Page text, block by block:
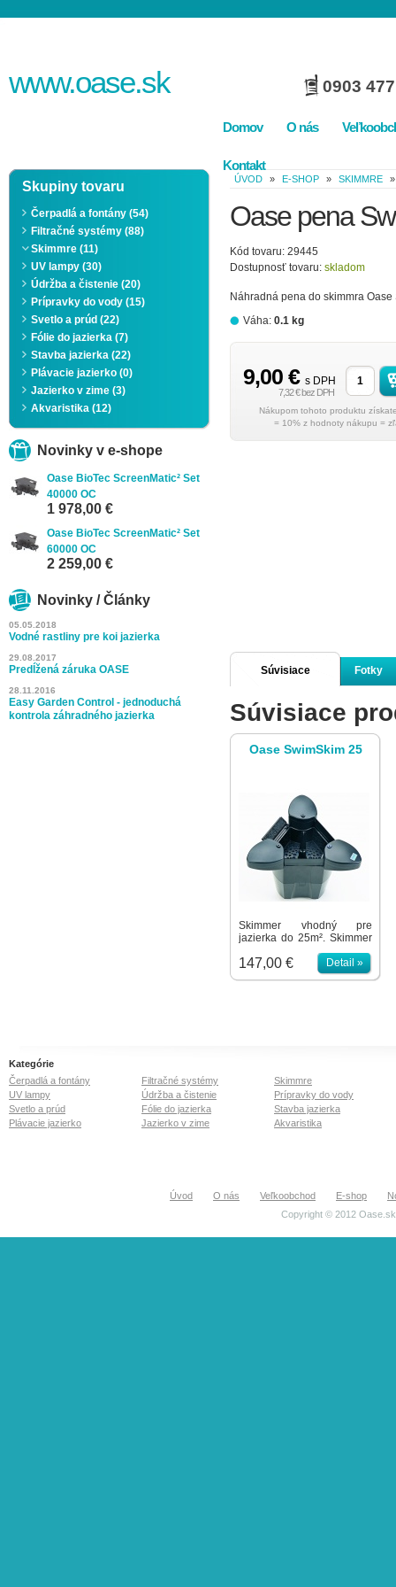
www.oase.sk 0903
Domov O nás
Kontakt
Skupiny tovaru
Čerpadlá a fontány (54)
Filtračné systémy (88)
Skimmre (11)
UV lampy (30)
Údržba a čistenie (20)
Prípravky do vody (15)
Svetlo a prúd (22)
Fólie do jazierka (7)
Stavba jazierka (22)
Plávacie jazierko (0)
Jazierko v zime (3)
Akvaristika (12)
Novinky v e-shope
Oase BioTec ScreenMatic² Set
40000 OC
1 978,00 €
Oase BioTec ScreenMatic² Set
60000 OC
2 259,00 €
Novinky / Články
05.05.2018
Vodné rastliny pre koi jazierka
29.08.2017
Predĺžená záruka OASE
28.11.2016
Easy Garden Control - jednoduchá
kontrola záhradného jazierka
ÚVOD » E-SHOP » SKIMMRE
Oase pena
Kód tovaru: 29445
Dostupnosť tovaru: skladom
Náhradná pena do skimmra Oase
Váha: 0.1 kg
9,00 € s DPH
7,32 € bez DPH
= 10% z hodnoty nákupu =
Súvisiace
produkty
Fotky
Súvisiace
Oase SwimSkim 25
Skimmer vhodný pre
jazierka do 25m². Skimmer
pozbiera nečistoty
plávajúce na hladine (lístie,
prach, peľ). Vlastné 2500
147,00 € Detail »
Kategórie
Čerpadlá a fontány
Filtračné systémy
Skimmre
UV lampy
Údržba a čistenie
Prípravky do vody
Svetlo a prúd
Fólie do jazierka
Stavba jazierka
Plávacie jazierko
Jazierko v zime Akvaristika
Úvod O nás Veľkoobchod E-shop
Copyright © 2012